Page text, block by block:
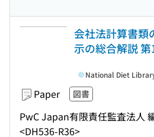
会社法計算書類
示の総合解説 第
Paper 図書
PwC Japan有限責任監査法人
<DH536-R36>
National Diet